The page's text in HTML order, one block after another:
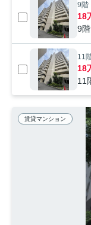
9階
18
9
11
18
11
賃貸マンション